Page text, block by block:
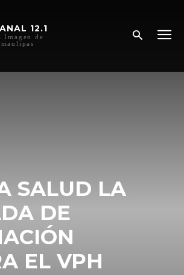
12.1
Imagen de
SALUD LA
DE
EL VPH